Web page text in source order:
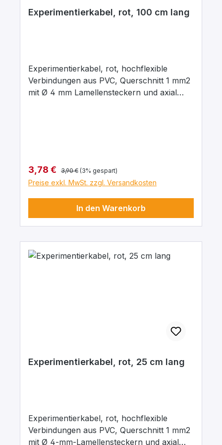
Experimentierkabel, rot, 100 cm lang
Experimentierkabel, rot, hochflexible
Verbindungen aus PVC, Querschnitt 1 mm2
mit Ø 4 mm Lamellensteckern und axial
mΩ. Arbeitstemperatur -10 … + 70°C.
Verkaufspreis:
3,78 € Regulärer Preis:
3,90 € (3% gespart)
Preise exkl. MwSt. zzgl. Versandkosten
In den Warenkorb
Experimentierkabel, rot, 25 cm lang
Experimentierkabel, rot, hochflexible
Verbindungen aus PVC, Querschnitt 1 mm2
mit Ø 4-mm-Lamellensteckern und axial